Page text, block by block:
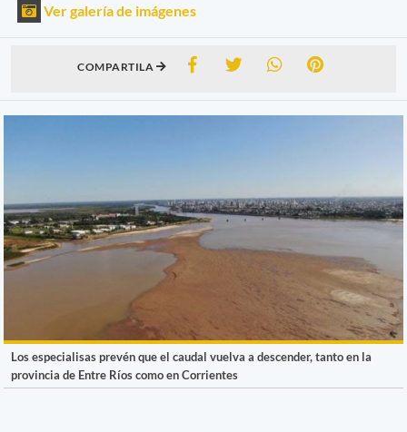
Ver galería de imágenes
COMPARTILA
Los especialisas prevén que el caudal vuelva a descender, tanto en la
provincia de Entre Ríos como en Corrientes